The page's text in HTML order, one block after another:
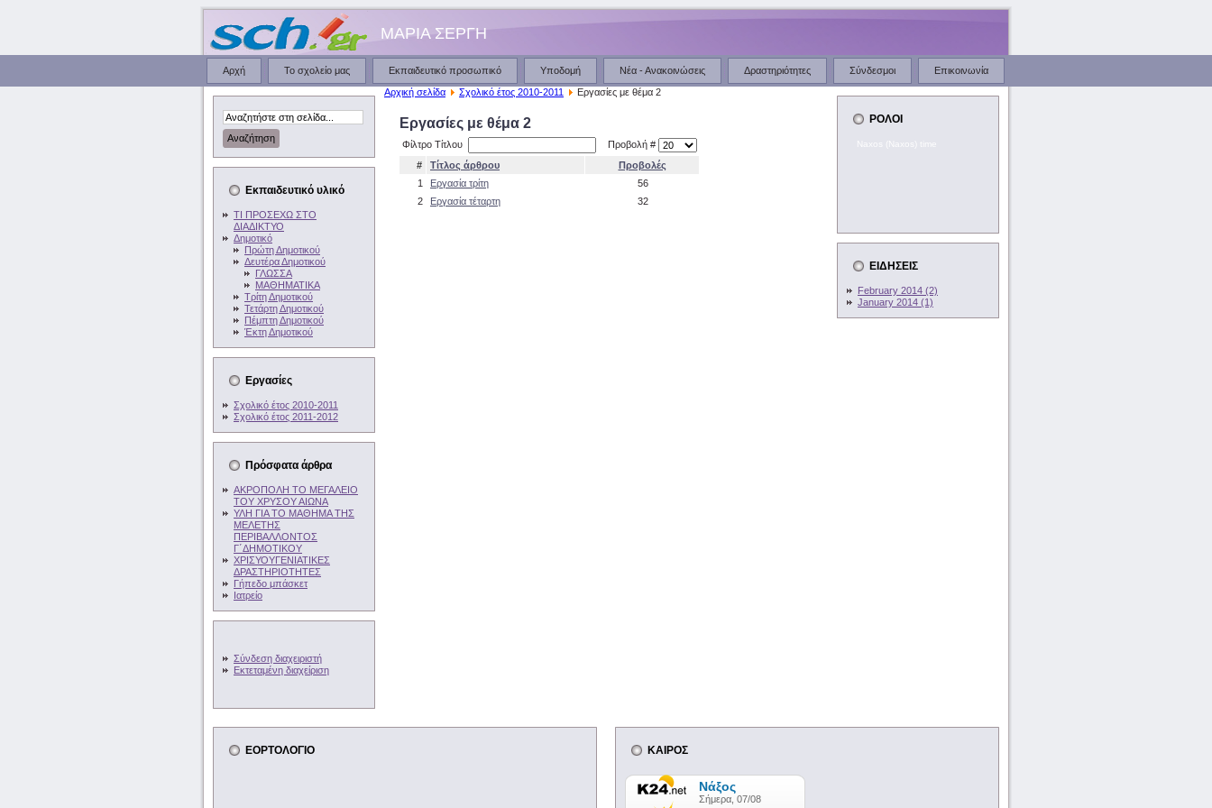
ΜΑΡΙΑ ΣΕΡΓΗ
Αρχή Το σχολείο μας Εκπαιδευτικό προσωπικό Υποδομή Νέα - Ανακοινώσεις Δραστηριότητες Σύνδεσμοι Επικοινωνία
Εκπαιδευτικό υλικό
ΤΙ ΠΡΟΣΕΧΩ ΣΤΟ
ΔΙΑΔΙΚΤΥΟ
Δημοτικό
Πρώτη Δημοτικού
Δευτέρα Δημοτικού
ΓΛΩΣΣΑ
ΜΑΘΗΜΑΤΙΚΑ
Τρίτη Δημοτικού
Τετάρτη Δημοτικού
Πέμπτη Δημοτικού
Έκτη Δημοτικού
Εργασίες
Σχολικό έτος 2010-2011
Σχολικό έτος 2011-2012
Πρόσφατα άρθρα
ΑΚΡΟΠΟΛΗ ΤΟ ΜΕΓΑΛΕΙΟ
ΤΟΥ ΧΡΥΣΟΥ ΑΙΩΝΑ
ΥΛΗ ΓΙΑ ΤΟ ΜΑΘΗΜΑ ΤΗΣ
ΜΕΛΕΤΗΣ
ΠΕΡΙΒΑΛΛΟΝΤΟΣ
Γ΄ΔΗΜΟΤΙΚΟΥ
ΧΡΙΣΥΟΥΓΕΝΙΑΤΙΚΕΣ
ΔΡΑΣΤΗΡΙΟΤΗΤΕΣ
Γήπεδο μπάσκετ
Ιατρείο
Σύνδεση διαχειριστή
Εκτεταμένη διαχείριση
Αρχική σελίδα Σχολικό έτος 2010-2011 Εργασίες με θέμα 2
Εργασίες με θέμα 2
Φίλτρο Τίτλου
Προβολή #
#
Τίτλος άρθρου
Προβολές
1
Εργασία τρίτη
56
2
Εργασία τέταρτη 32
ΡΟΛΟΙ
Naxos (Naxos) time
ΕΙΔΗΣΕΙΣ
February 2014 (2)
January 2014 (1)
ΕΟΡΤΟΛΟΓΙΟ ΚΑΙΡΟΣ